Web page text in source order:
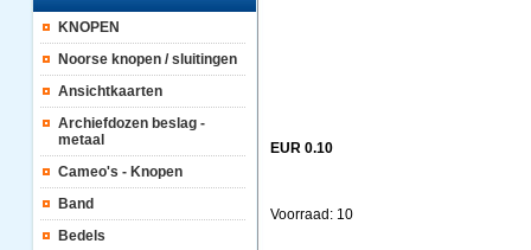
KNOPEN
Noorse knopen / sluitingen
Ansichtkaarten
Archiefdozen beslag -
metaal
Cameo's - Knopen
Band
Bedels
EUR 0.10
Voorraad: 10